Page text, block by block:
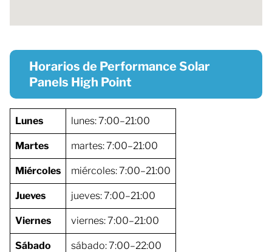
Horarios de Performance Solar
Panels High Point
Lunes lunes: 7:00–21:00
Martes martes: 7:00–21:00
Miércoles miércoles: 7:00–21:00
Jueves jueves: 7:00–21:00
Viernes viernes: 7:00–21:00
Sábado sábado: 7:00–22:00